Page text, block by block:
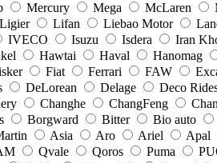
Mercury Mega McLaren
Ligier Lifan Liebao Motor
IVECO Isuzu Isdera Iran
Hawtai Haval Hanomag
Fiat Ferrari FAW
DeLorean Delage Deco
Changhe ChangFeng
Borgward Bitter Bio auto
Asia Aro Ariel Apal
Qvale Qoros Puma